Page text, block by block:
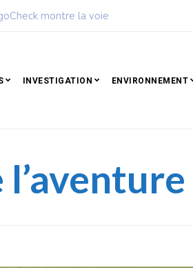
influentes de l’Afrique
INVESTIGATION ENVIRONNEMENT